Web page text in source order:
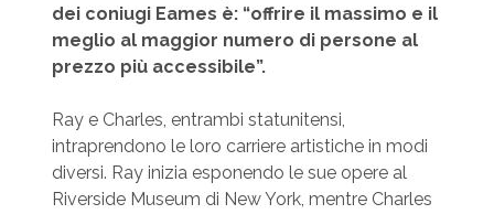
dei coniugi Eames è: “offrire il massimo e il
meglio al maggior numero di persone al
prezzo più accessibile”.
Ray e Charles, entrambi statunitensi,
intraprendono le loro carriere artistiche in modi
diversi. Ray inizia esponendo le sue opere al
Riverside Museum di New York, mentre Charles